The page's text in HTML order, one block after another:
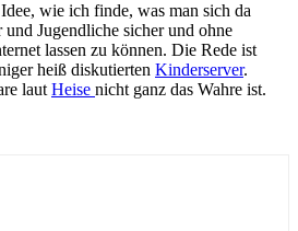
wie ich finde, was man sich da
Jugendliche sicher und ohne
lassen zu können. Die Rede ist
heiß diskutierten Kinderserver.
lautHeise nicht ganz das Wahre ist.